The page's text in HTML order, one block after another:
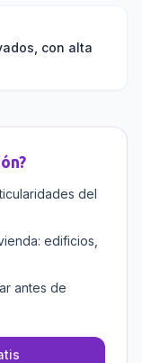
con alta
?
del
edificios,
antes de